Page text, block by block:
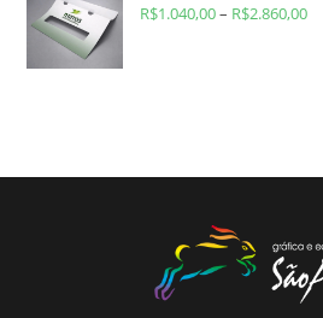
R$1.040,00– R$2.860,00